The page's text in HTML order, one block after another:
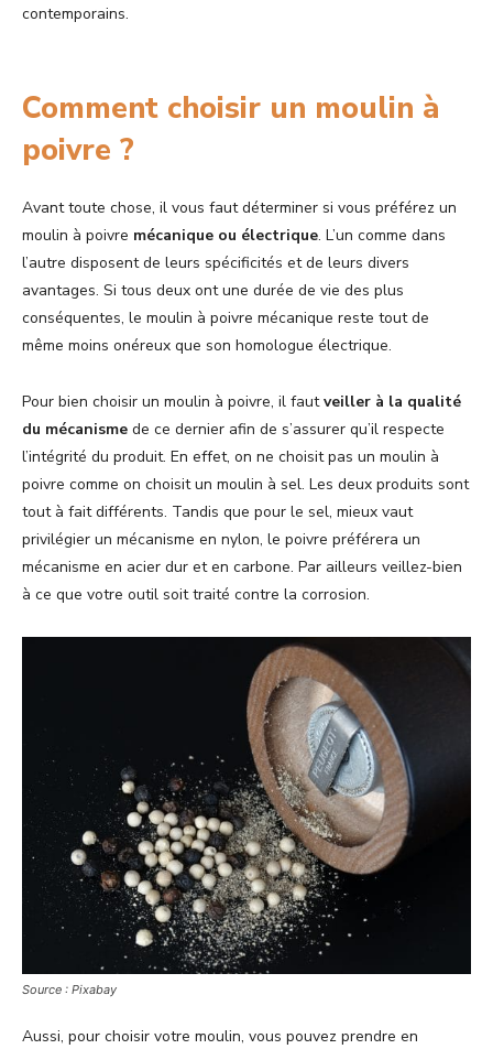
contemporains.
Comment choisir un moulin à
poivre ?
Avant toute chose, il vous faut déterminer si vous préférez un
moulin à poivre mécanique ou électrique. L’un comme dans
l’autre disposent de leurs spécificités et de leurs divers
avantages. Si tous deux ont une durée de vie des plus
conséquentes, le moulin à poivre mécanique reste tout de
même moins onéreux que son homologue électrique.
Pour bien choisir un moulin à poivre, il fautveiller à la qualité
du mécanisme de ce dernier afin de s’assurer qu’il respecte
l’intégrité du produit. En effet, on ne choisit pas un moulin à
poivre comme on choisit un moulin à sel. Les deux produits sont
tout à fait différents. Tandis que pour le sel, mieux vaut
privilégier un mécanisme en nylon, le poivre préférera un
mécanisme en acier dur et en carbone. Par ailleurs veillez-bien
à ce que votre outil soit traité contre la corrosion.
Source : Pixabay
Aussi, pour choisir votre moulin, vous pouvez prendre en